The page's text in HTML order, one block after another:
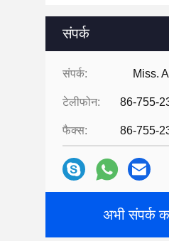
संपर्क
संपर्क: Miss.
टेलीफोन: 86-755-
फैक्स: 86-755-
अभी संपर्क